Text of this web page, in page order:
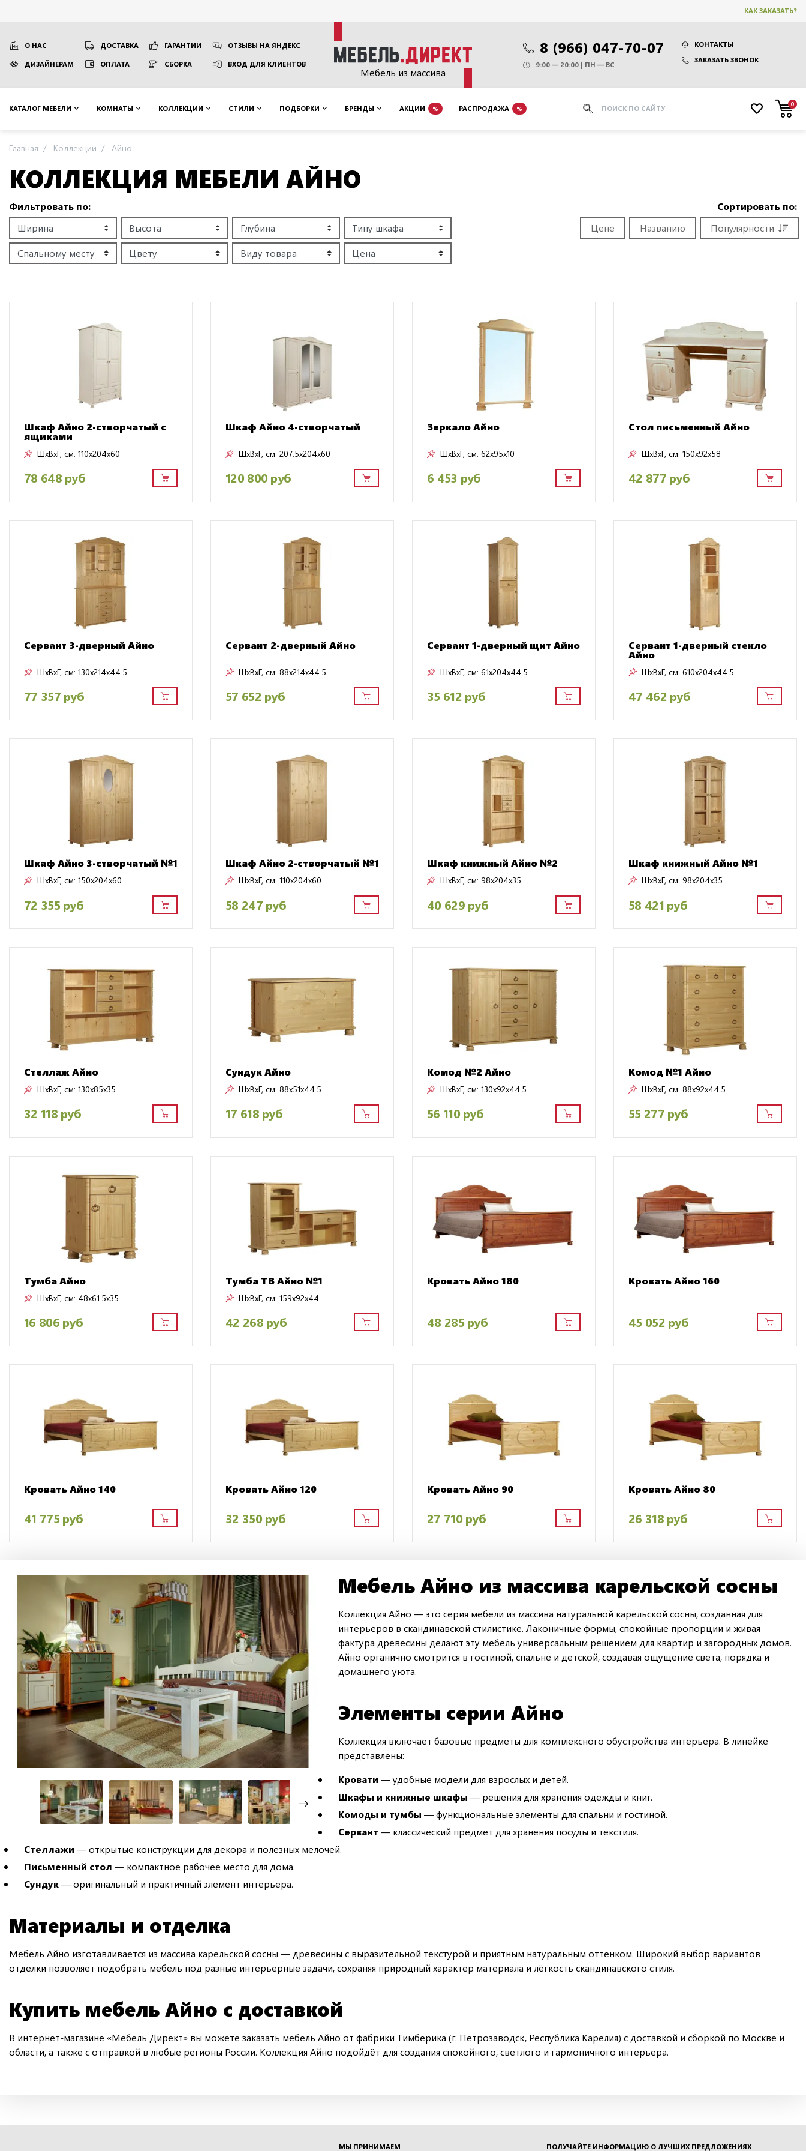
КАК ЗАКАЗАТЬ?
Мебель из массива
О НАС ДОСТАВКА ГАРАНТИИ ОТЗЫВЫ НА ЯНДЕКС
ДИЗАЙНЕРАМ ОПЛАТА СБОРКА ВХОД ДЛЯ КЛИЕНТОВ
8 (966) 047-70-07
КОНТАКТЫ
ЗАКАЗАТЬ ЗВОНОК
9:00 — 20:00 | ПН — ВС
КАТАЛОГ МЕБЕЛИ КОМНАТЫ КОЛЛЕКЦИИ СТИЛИ ПОДБОРКИ БРЕНДЫ АКЦИИ % РАСПРОДАЖА %
0
Главная Коллекции Айно
КОЛЛЕКЦИЯ МЕБЕЛИ АЙНО
Сортировать по:
Цене
Названию Популярности
Фильтровать по:
Шкаф Айно 2-створчатый с
ящиками
ШxВxГ, см: 110x204x60
78 648 руб
Шкаф Айно 4-створчатый
ШxВxГ, см: 207.5x204x60
120 800 руб
Зеркало Айно
ШxВxГ, см: 62x95x10
6 453 руб
Стол письменный Айно
ШxВxГ, см: 150x92x58
42 877 руб
Сервант 3-дверный Айно
ШxВxГ, см: 130x214x44.5
77 357 руб
Сервант 2-дверный Айно
ШxВxГ, см: 88x214x44.5
57 652 руб
Сервант 1-дверный щит Айно
ШxВxГ, см: 61x204x44.5
35 612 руб
Сервант 1-дверный стекло
Айно
ШxВxГ, см: 610x204x44.5
47 462 руб
Шкаф Айно 3-створчатый №1
ШxВxГ, см: 150x204x60
72 355 руб
Шкаф Айно 2-створчатый №1
ШxВxГ, см: 110x204x60
58 247 руб
Шкаф книжный Айно №2
ШxВxГ, см: 98x204x35
40 629 руб
Шкаф книжный Айно №1
ШxВxГ, см: 98x204x35
58 421 руб
Стеллаж Айно
ШxВxГ, см: 130x85x35
32 118 руб
Сундук Айно
ШxВxГ, см: 88x51x44.5
17 618 руб
Комод №2 Айно
ШxВxГ, см: 130x92x44.5
56 110 руб
Комод №1 Айно
ШxВxГ, см: 88x92x44.5
55 277 руб
Тумба Айно
ШxВxГ, см: 48x61.5x35
16 806 руб
Тумба ТВ Айно №1
ШxВxГ, см: 159x92x44
42 268 руб
Кровать Айно 180
48 285 руб
Кровать Айно 160
45 052 руб
Кровать Айно 140
41 775 руб
Кровать Айно 120
32 350 руб
Кровать Айно 90
27 710 руб
Кровать Айно 80
26 318 руб
Мебель Айно из массива карельской сосны
Коллекция Айно — это серия мебели из массива натуральной карельской сосны, созданная для
интерьеров в скандинавской стилистике. Лаконичные формы, спокойные пропорции и живая
фактура древесины делают эту мебель универсальным решением для квартир и загородных домов.
Айно органично смотрится в гостиной, спальне и детской, создавая ощущение света, порядка и
домашнего уюта.
Элементы серии Айно
Коллекция включает базовые предметы для комплексного обустройства интерьера. В линейке
представлены:
Кровати — удобные модели для взрослых и детей.
Шкафы и книжные шкафы — решения для хранения одежды и книг.
Комоды и тумбы — функциональные элементы для спальни и гостиной.
Сервант — классический предмет для хранения посуды и текстиля.
Стеллажи — открытые конструкции для декора и полезных мелочей.
Письменный стол — компактное рабочее место для дома.
Сундук— оригинальный и практичный элемент интерьера.
Материалы и отделка
Мебель Айно изготавливается из массива карельской сосны — древесины с выразительной текстурой и приятным натуральным оттенком. Широкий выбор вариантов
отделки позволяет подобрать мебель под разные интерьерные задачи, сохраняя природный характер материала и лёгкость скандинавского стиля.
Купить мебель Айно с доставкой
В интернет-магазине «Мебель Директ» вы можете заказать мебель Айно от фабрики Тимберика (г. Петрозаводск, Республика Карелия) с доставкой и сборкой по Москве и
области, а также с отправкой в любые регионы России. Коллекция Айно подойдёт для создания спокойного, светлого и гармоничного интерьера.
ПОЛУЧАЙТЕ ИНФОРМАЦИЮ О ЛУЧШИХ ПРЕДЛОЖЕНИЯХ
МЫ ПРИНИМАЕМ